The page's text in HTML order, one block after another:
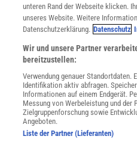
Alle Artikel
Impressum
Angebote für Schulen
Angebote für Institutionen
Sprachen lernen mit Gymglish
Lexika
Für Spektrum schreiben
Zugänglichkeitserklärung
WEBSEITEN
unteren Rand der Webseite klicken.
unseres Website. Weitere
Datenschutzerklärung. Datenschutz
Wir und unsere Partner
bereitzustellen:
Verwendung genauer Standortdaten.
Identifikation aktiv abfragen.
Informationen auf einem Endgerät.
Messung von Werbeleistung und der
Zielgruppenforschung sowie
Angeboten.
Liste der Partner (Lieferanten)